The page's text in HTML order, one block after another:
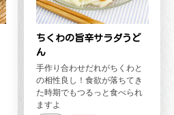
ちくわの旨辛サラダうど
ん
手作り合わせだれがちくわと
の相性良し！食欲が落ちてき
た時期でもつるっと食べられ
ますよ